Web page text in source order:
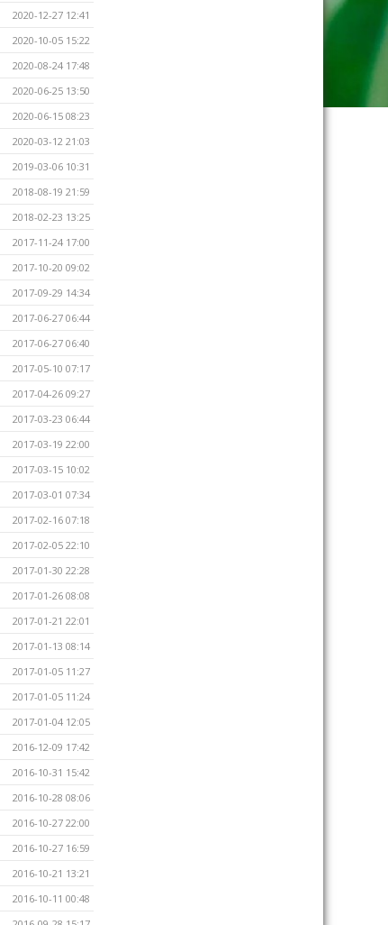
2020-12-27 12:41
2020-10-05 15:22
2020-08-24 17:48
2020-06-25 13:50
2020-06-15 08:23
2020-03-12 21:03
2019-03-06 10:31
2018-08-19 21:59
2018-02-23 13:25
2017-11-24 17:00
2017-10-20 09:02
2017-09-29 14:34
2017-06-27 06:44
2017-06-27 06:40
2017-05-10 07:17
2017-04-26 09:27
2017-03-23 06:44
2017-03-19 22:00
2017-03-15 10:02
2017-03-01 07:34
2017-02-16 07:18
2017-02-05 22:10
2017-01-30 22:28
2017-01-26 08:08
2017-01-21 22:01
2017-01-13 08:14
2017-01-05 11:27
2017-01-05 11:24
2017-01-04 12:05
2016-12-09 17:42
2016-10-31 15:42
2016-10-28 08:06
2016-10-27 22:00
2016-10-27 16:59
2016-10-21 13:21
2016-10-11 00:48